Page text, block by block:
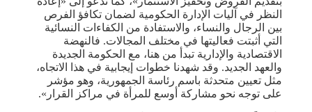
النظر في آليات الإدارة الحكومية لضمان تكافؤ الفرص
بين الرجال والنساء، والاستفادة من الكفاءات النسائية
التي أثبتت فعاليتها في مختلف المجالات. فالنهضة
الاقتصادية والإدارية تبدأ من هنا، مع الحكومة الجديدة
والعهد الجديد. وقد شهدنا خطوات إيجابية في هذا الاتجاه،
مثل تعيين متحدثة باسم رئاسة الجمهورية، وهو مؤشر
على توجه نحو مشاركة أوسع للمرأة في مراكز القرار».